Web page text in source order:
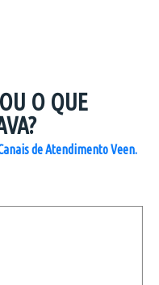
O QUE
de Atendimento Veen.